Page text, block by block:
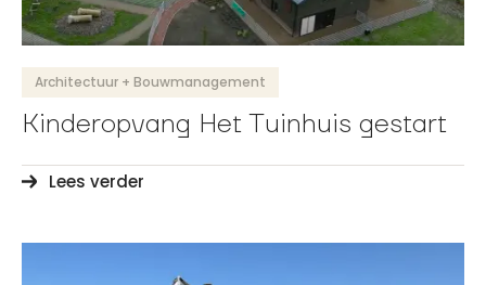
Architectuur + Bouwmanagement
Kinderopvang Het Tuinhuis gestart
Lees verder